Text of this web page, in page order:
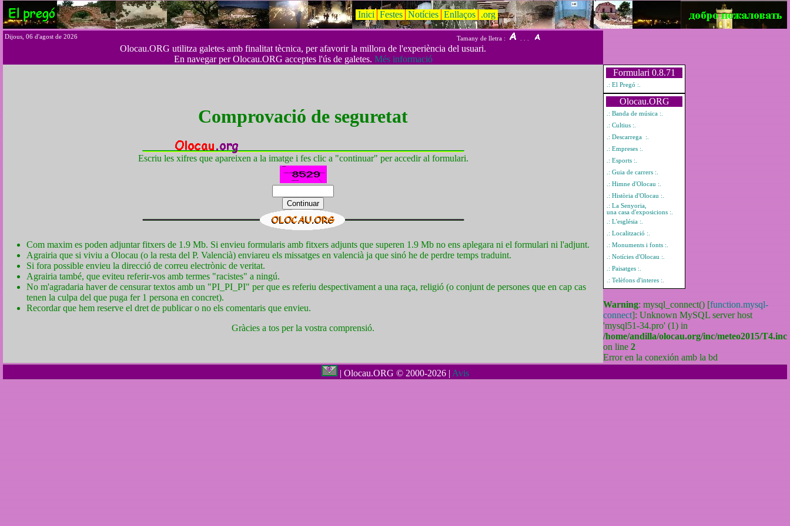
Inici Festes Notícies Enllaços .org
Dijous, 06 d'agost de 2026 Tamany de lletra :
Olocau.ORG utilitza galetes amb finalitat tècnica, per afavorir la millora de l'experiència del usuari.
En navegar per Olocau.ORG acceptes l'ús de galetes. Més informació
Comprovació de seguretat
Escriu les xifres que apareixen a la imatge i fes clic a "continuar" per accedir al formulari.
Com maxim es poden adjuntar fitxers de 1.9 Mb. Si envieu formularis amb fitxers adjunts que superen 1.9 Mb no ens aplegara ni el formulari ni l'adjunt.
Agrairia que si viviu a Olocau (o la resta del P. Valencià) enviareu els missatges en valencià ja que sinó he de perdre temps traduint.
Si fora possible envieu la direcció de correu electrònic de veritat.
Agrairia també, que eviteu referir-vos amb termes "racistes" a ningú.
No m'agradaria haver de censurar textos amb un "PI_PI_PI" per que es referiu despectivament a una raça, religió (o conjunt de persones que en cap cas
tenen la culpa del que puga fer 1 persona en concret).
Recordar que hem reserve el dret de publicar o no els comentaris que envieu.
Gràcies a tos per la vostra comprensió.
Formulari 0.8.71
.: El Pregó :.
Olocau.ORG
.: Banda de música :.
.: Cultius :.
.: Descarrega :.
.: Empreses :.
.: Esports :.
.: Guia de carrers :.
.: Himne d'Olocau :.
.: Història d'Olocau :.
.: La Senyoria,
una casa d'exposicions :.
.: L'església :.
.: Localització :.
.: Monuments i fonts :.
.: Notícies d'Olocau :.
.: Paisatges :.
.: Telèfons d'interes :.
Warning: mysql_connect() [function.mysql-
connect]: Unknown MySQL server host
'mysql51-34.pro' (1) in
/home/andilla/olocau.org/inc/meteo2015/T4.inc
on line2
Error en la conexión amb la bd
| Olocau.ORG © 2000-2026 | Avis